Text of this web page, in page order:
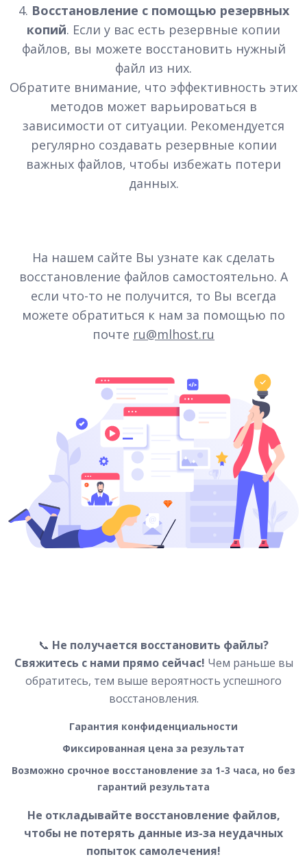
4. Восстановление с помощью резервных
копий. Если у вас есть резервные копии
файлов, вы можете восстановить нужный
файл из них.
Обратите внимание, что эффективность этих
методов может варьироваться в
зависимости от ситуации. Рекомендуется
регулярно создавать резервные копии
важных файлов, чтобы избежать потери
данных.
На нашем сайте Вы узнате как сделать
восстановление файлов самостоятельно. А
если что-то не получится, то Вы всегда
можете обратиться к нам за помощью по
почте ru@mlhost.ru
📞 Не получается восстановить файлы?
Свяжитесь с нами прямо сейчас! Чем раньше вы
обратитесь, тем выше вероятность успешного
восстановления.
Гарантия конфиденциальности
Фиксированная цена за результат
Возможно срочное восстановление за 1-3 часа, но без
гарантий результата
Не откладывайте восстановление файлов,
чтобы не потерять данные из-за неудачных
попыток самолечения!